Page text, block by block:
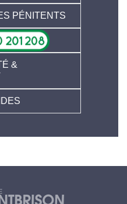
PÉNITENTS
&